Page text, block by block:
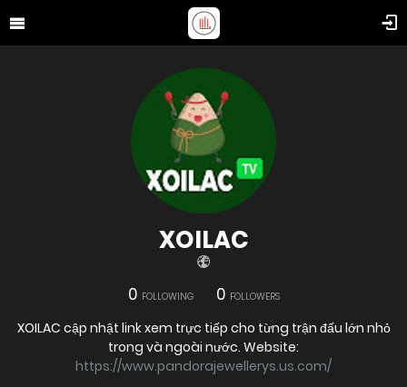
XOILAC
0 FOLLOWING 0 FOLLOWERS
XOILAC cập nhật link xem trực tiếp cho từng trận đấu lớn nhỏ
trong và ngoài nước. Website:
https://www.pandorajewellerys.us.com/